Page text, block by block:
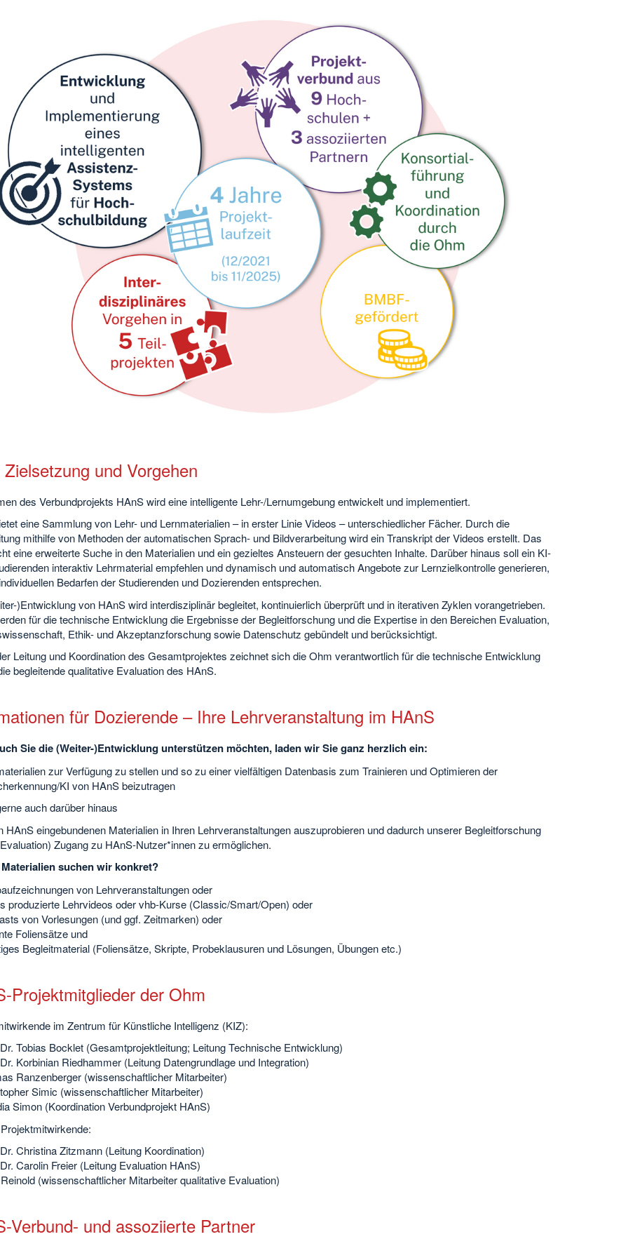
Zielsetzung und Vorgehen
des Verbundprojekts HAnS wird eine intelligente Lehr-/Lernumgebung entwickelt und implementiert.
eine Sammlung von Lehr- und Lernmaterialien – in erster Linie Videos – unterschiedlicher Fächer. Durch die
mithilfe von Methoden der automatischen Sprach- und Bildverarbeitung wird ein Transkript der Videos erstellt. Das
eine erweiterte Suche in den Materialien und ein gezieltes Ansteuern der gesuchten Inhalte. Darüber hinaus soll ein KI-
interaktiv Lehrmaterial empfehlen und dynamisch und automatisch Angebote zur Lernzielkontrolle generieren,
Bedarfen der Studierenden und Dozierenden entsprechen.
)Entwicklung von HAnS wird interdisziplinär begleitet, kontinuierlich überprüft und in iterativen Zyklen vorangetrieben.
für die technische Entwicklung die Ergebnisse der Begleitforschung und die Expertise in den Bereichen Evaluation,
Ethik- und Akzeptanzforschung sowie Datenschutz gebündelt und berücksichtigt.
Leitung und Koordination des Gesamtprojektes zeichnet sich die Ohm verantwortlich für die technische Entwicklung
begleitende qualitative Evaluation des HAnS.
für Dozierende – Ihre Lehrveranstaltung im HAnS
Sie die (Weiter-)Entwicklung unterstützen möchten, laden wir Sie ganz herzlich ein:
zur Verfügung zu stellen und so zu einer vielfältigen Datenbasis zum Trainieren und Optimieren der
KI von HAnS beizutragen
auch darüber hinaus
HAnS eingebundenen Materialien in Ihren Lehrveranstaltungen auszuprobieren und dadurch unserer Begleitforschung
Zugang zu HAnS-Nutzer*innen zu ermöglichen.
suchen wir konkret?
von Lehrveranstaltungen oder
produzierte Lehrvideos oder vhb-Kurse (Classic/Smart/Open) oder
von Vorlesungen (und ggf. Zeitmarken) oder
Foliensätze und
Begleitmaterial (Foliensätze, Skripte, Probeklausuren und Lösungen, Übungen etc.)
Projektmitglieder der Ohm
im Zentrum für Künstliche Intelligenz (KIZ):
Tobias Bocklet (Gesamtprojektleitung; Leitung Technische Entwicklung)
Korbinian Riedhammer (Leitung Datengrundlage und Integration)
Ranzenberger (wissenschaftlicher Mitarbeiter)
Simic (wissenschaftlicher Mitarbeiter)
Simon (Koordination Verbundprojekt HAnS)
Christina Zitzmann (Leitung Koordination)
Carolin Freier (Leitung Evaluation HAnS)
(wissenschaftlicher Mitarbeiter qualitative Evaluation)
Verbund- und assoziierte Partner